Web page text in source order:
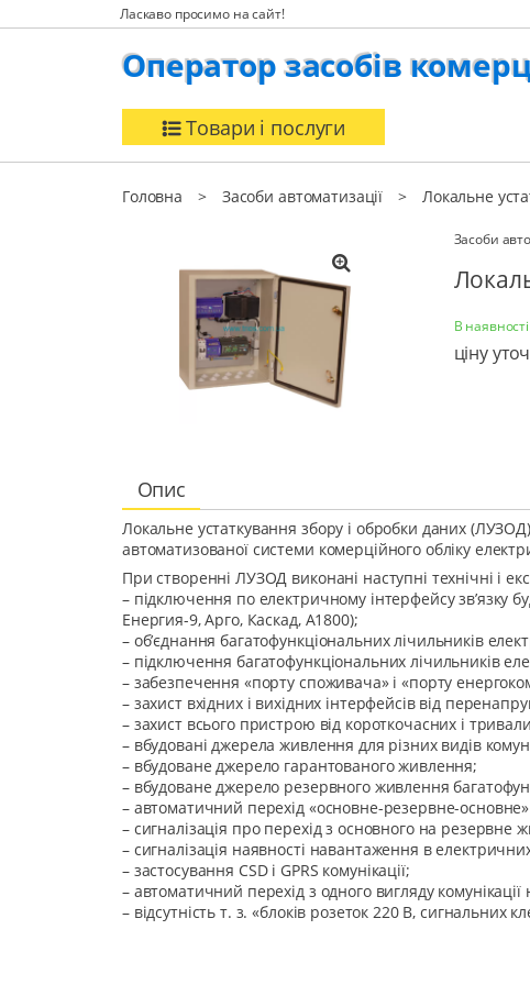
Ласкаво просимо на сайт!
Оператор засобів
Товари і послуги
Головна Засоби автоматизації Локальне
Засоби
В наявності
ціну
Опис
Локальне устаткування збору і обробки даних
автоматизованої системи комерційного обліку
При створенні ЛУЗОД виконані наступні технічні і
– підключення по електричному інтерфейсу зв’язку
Енергия-9, Арго, Каскад, А1800);
– об’єднання багатофункціональних лічильників
– підключення багатофункціональних лічильників
– забезпечення «порту споживача» і «порту
– захист вхідних і вихідних інтерфейсів від
– захист всього пристрою від короткочасних і
– вбудовані джерела живлення для різних видів
– вбудоване джерело гарантованого живлення;
– вбудоване джерело резервного живлення
– автоматичний перехід «основне-резервне-
– сигналізація про перехід з основного на резервне
– сигналізація наявності навантаження в
– застосування CSD і GPRS комунікації;
– автоматичний перехід з одного вигляду комунікації
– відсутність т. з. «блоків розеток 220 В,